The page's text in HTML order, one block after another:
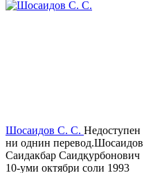
Шосаидов С. С. Недоступен
ни однин перевод.Шосаидов
Саидакбар Саидқурбонович
10-уми октябри соли 1993